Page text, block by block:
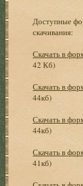
Доступные
скачивания:
Скачать в
42 Кб)
Скачать в
44кб)
Скачать в
44кб)
Скачать в
41кб)